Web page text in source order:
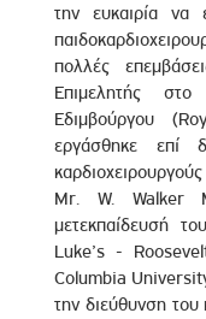
την ευκαιρία να
πολλές
Επιμελητής
Εδιμβούργου
εργάσθηκε επί
Mr. W. Walker
μετεκπαίδευσή
Luke’s -
Columbia
την διεύθυνση